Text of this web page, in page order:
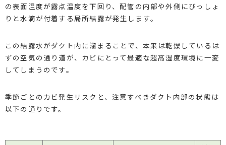
の表面温度が露点温度を下回り、配管の内部や外側にびっしょ
りと水滴が付着する局所結露が発生します。
この結露水がダクト内に溜まることで、本来は乾燥しているは
ずの空気の通り道が、カビにとって最適な超高湿度環境に一変
してしまうのです。
季節ごとのカビ発生リスクと、注意すべきダクト内部の状態は
以下の通りです。